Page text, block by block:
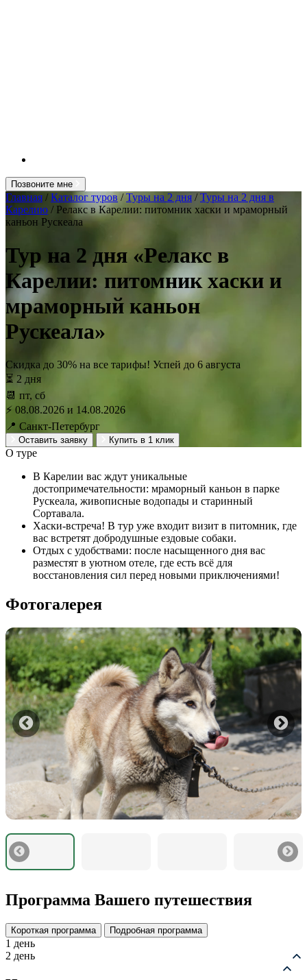
Позвоните мне
Главная / Каталог туров /Туры на 2 дня /Туры на 2 дня в
Карелию / Релакс в Карелии: питомник хаски и мраморный
каньон Рускеала
Тур на 2 дня «Релакс в
Карелии: питомник хаски и
мраморный каньон
Рускеала»
Скидка до 30% на все тарифы! Успей до 6 августа
⏳ 2 дня
📆 пт, сб
⚡ 08.08.2026 и 14.08.2026
📍 Санкт-Петербург
Оставить заявку Купить в 1 клик
О туре
В Карелии вас ждут уникальные
достопримечательности: мраморный каньон в парке
Рускеала, живописные водопады и старинный
Сортавала.
Хаски-встреча! В тур уже входит визит в питомник, где
вас встретят добродушные ездовые собаки.
Отдых с удобствами: после насыщенного дня вас
разместят в уютном отеле, где есть всё для
восстановления сил перед новыми приключениями!
Фотогалерея
Программа Вашего путешествия
Короткая программа Подробная программа
1 день
2 день